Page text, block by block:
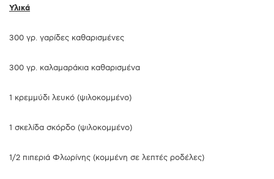
Υλικά
300 γρ. γαρίδες καθαρισμένες
300 γρ. καλαμαράκια καθαρισμένα
1 κρεμμύδι λευκό (ψιλοκομμένο)
1 σκελίδα σκόρδο (ψιλοκομμένο)
1/2 πιπεριά Φλωρίνης (κομμένη σε λεπτές ροδέλες)